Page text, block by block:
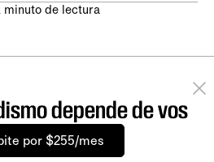
minuto de lectura
depende de vos
por $255/mes